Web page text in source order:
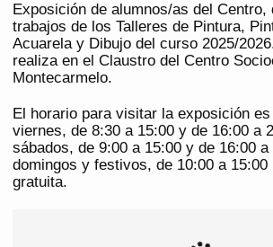
Exposición de alumnos/as del Centro,
trabajos de los Talleres de Pintura,
Acuarela y Dibujo del curso 2025/
realiza en el Claustro del Centro
Montecarmelo.
El horario para visitar la exposición
viernes, de 8:30 a 15:00 y de 16:00 a
sábados, de 9:00 a 15:00 y de 16:00
domingos y festivos, de 10:00 a 15:00
gratuita.